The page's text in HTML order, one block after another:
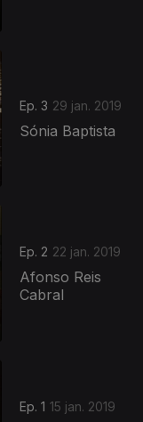
Ep. 3 29 jan. 2019
Sónia Baptista
Ep. 2 22 jan. 2019
Afonso Reis
Cabral
Ep. 1 15 jan. 2019